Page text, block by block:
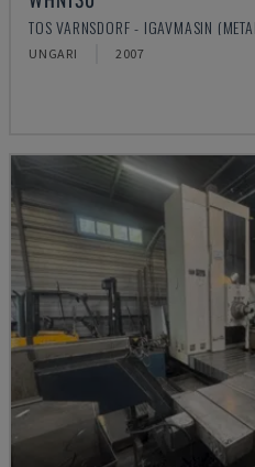
TOS VARNSDORF - IGAVMASIN
UNGARI 2007